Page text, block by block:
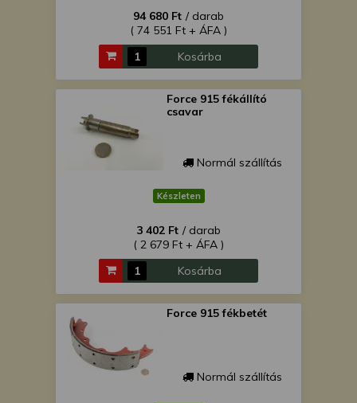
94 680 Ft / darab
( 74 551 Ft + ÁFA )
Kosárba
Force 915 fékállító
csavar
Normál szállítás
Készleten
3 402 Ft / darab
( 2 679 Ft + ÁFA )
Kosárba
Force 915 fékbetét
Normál szállítás